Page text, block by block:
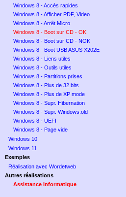
Windows 8 - Accès rapides
Windows 8 - Afficher PDF, Video
Windows 8 - Arrêt Micro
Windows 8 - Boot sur CD - OK
Windows 8 - Boot sur CD - NOK
Windows 8 - Boot USB ASUS X202E
Windows 8 - Liens utiles
Windows 8 - Outils utiles
Windows 8 - Partitions prises
Windows 8 - Plus de 32 bits
Windows 8 - Plus de XP mode
Windows 8 - Supr. Hibernation
Windows 8 - Supr. Windows.old
Windows 8 - UEFI
Windows 8 - Page vide
Windows 10
Windows 11
Exemples
Réalisation avec Wordetweb
Autres réalisations
Assistance Informatique